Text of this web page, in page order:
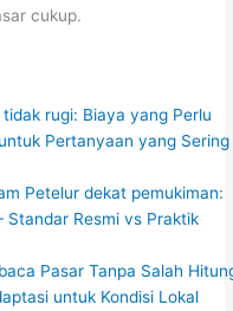
cukup.
rugi: Biaya yang Perlu
Pertanyaan yang Sering
Petelur dekat pemukiman:
Standar Resmi vs Praktik
Pasar Tanpa Salah
untuk Kondisi Lokal